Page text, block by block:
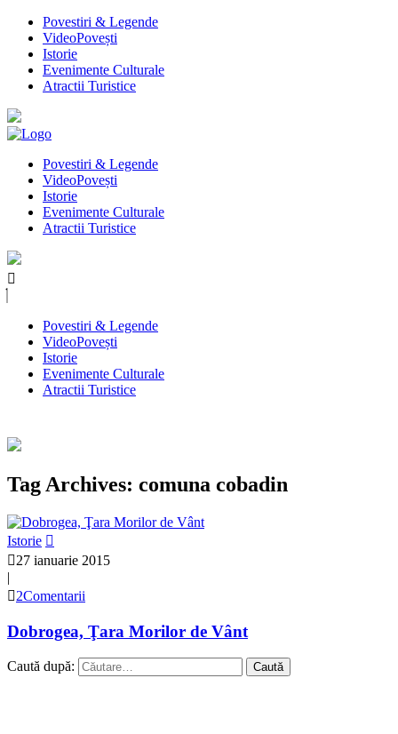
Povestiri & Legende
VideoPovești
Istorie
Evenimente Culturale
Atractii Turistice
Povestiri & Legende
VideoPovești
Istorie
Evenimente Culturale
Atractii Turistice
Povestiri & Legende
VideoPovești
Istorie
Evenimente Culturale
Atractii Turistice
Tag Archives: comuna cobadin
Istorie
27 ianuarie 2015
|
2Comentarii
Dobrogea, Ţara Morilor de Vânt
Caută după: